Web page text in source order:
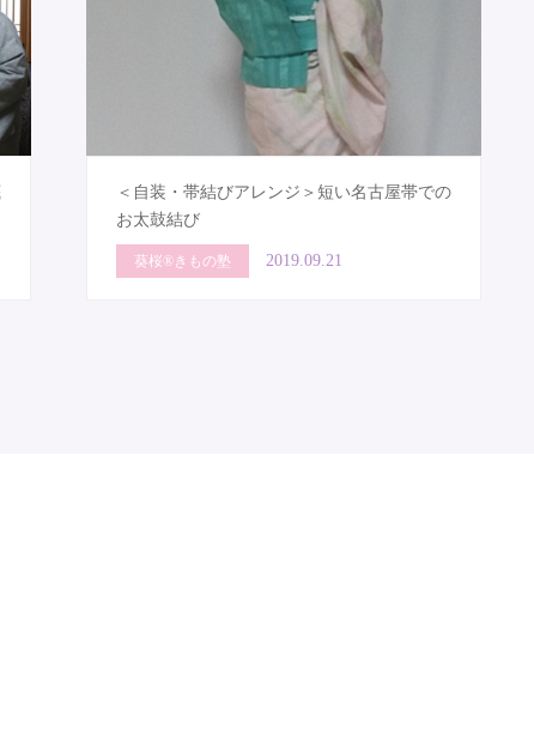
＜自装・帯結びアレンジ＞短い名古屋帯での
お太鼓結び
葵桜®きもの塾 2019.09.21